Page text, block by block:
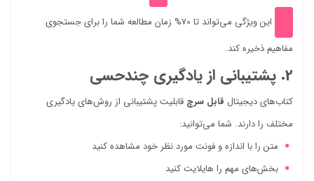
این ویژگی می‌تواند تا 70% زمان مطالعه شما را برای جستجوی
مفاهیم ذخیره کند.
2. پشتیبانی از یادگیری چندحسی
کتاب‌های دیجیتال قابل سرچ قابلیت پشتیبانی از روش‌های یادگیری
مختلف را دارند. شما می‌توانید:
متن را با اندازه و فونت مورد نظر خود مشاهده کنید
بخش‌های مهم را هایلایت کنید